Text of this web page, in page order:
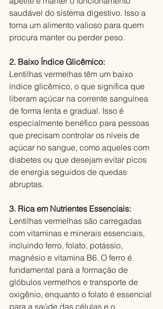
saudável do sistema digestivo. Isso a
torna um alimento valioso para quem
procura manter ou perder peso.
2. Baixo Índice Glicêmico:
Lentilhas vermelhas têm um baixo
índice glicêmico, o que significa que
liberam açúcar na corrente sanguínea
de forma lenta e gradual. Isso é
especialmente benéfico para pessoas
que precisam controlar os níveis de
açúcar no sangue, como aqueles com
diabetes ou que desejam evitar picos
de energia seguidos de quedas
abruptas.
3. Rica em Nutrientes Essenciais:
Lentilhas vermelhas são carregadas
com vitaminas e minerais essenciais,
incluindo ferro, folato, potássio,
magnésio e vitamina B6. O ferro é
fundamental para a formação de
glóbulos vermelhos e transporte de
oxigênio, enquanto o folato é essencial
para a saúde das células e o